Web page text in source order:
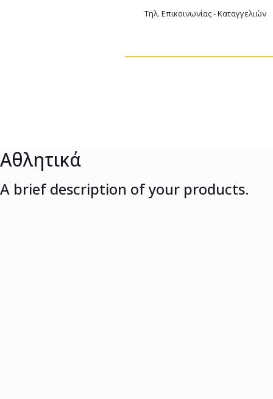
Τηλ. Επικοινωνίας - Καταγγελιών
Αθλητικά
A brief description of your products.